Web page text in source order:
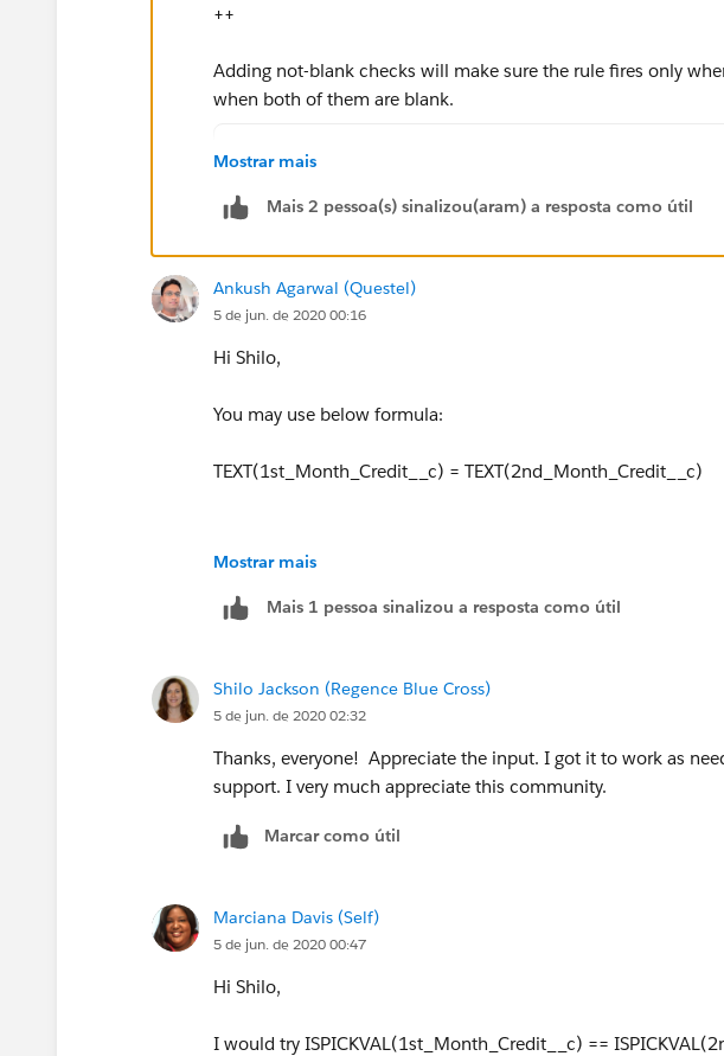
++
Adding not-blank checks will make sure the rule fires only
when both of them are blank.
AND(
NOT(ISBLANK(TEXT(2nd_Month_Credit__c))),
Mostrar mais
Mais 2 pessoa(s) sinalizou(aram) a resposta como útil
Ankush Agarwal (Questel)
5 de jun. de 2020 00:16
Hi Shilo,
You may use below formula:
TEXT(1st_Month_Credit__c) = TEXT(2nd_Month_Credit__c)
Mostrar mais
Mais 1 pessoa sinalizou a resposta como útil
Shilo Jackson (Regence Blue Cross)
5 de jun. de 2020 02:32
Thanks, everyone! Appreciate the input. I got it to work as
support. I very much appreciate this community.
Marcar como útil
Marciana Davis (Self)
5 de jun. de 2020 00:47
Hi Shilo,
I would try ISPICKVAL(1st_Month_Credit__c) ==